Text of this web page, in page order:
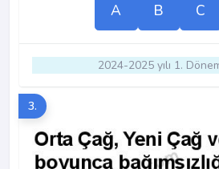
A B C
2024-2025 yılı 1.
3.